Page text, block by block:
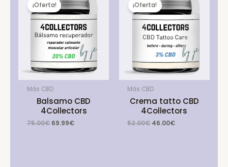
¡Oferta!
Más CBD
Balsamo CBD
4Collectors
75.00€ Original
69.99€Current
¡Oferta!
Más CBD
Crema tatto CBD
4Collectors
52.00€ Original
46.00€Current